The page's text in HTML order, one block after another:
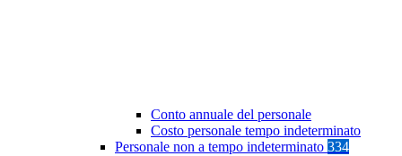
Conto annuale del personale
Costo personale tempo indeterminato
Personale non a tempo indeterminato 334